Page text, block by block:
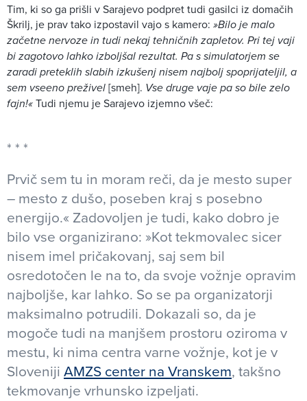
Tim, ki so ga prišli v Sarajevo podpret tudi gasilci iz domačih
Škrilj, je prav tako izpostavil vajo s kamero: »Bilo je malo
začetne nervoze in tudi nekaj tehničnih zapletov. Pri tej vaji
bi zagotovo lahko izboljšal rezultat. Pa s simulatorjem se
zaradi preteklih slabih izkušenj nisem najbolj spoprijateljil, a
sem vseeno preživel[smeh]. Vse druge vaje pa so bile zelo
fajn!«Tudi njemu je Sarajevo izjemno všeč:
Prvič sem tu in moram reči, da je mesto super
– mesto z dušo, poseben kraj s posebno
energijo.« Zadovoljen je tudi, kako dobro je
bilo vse organizirano: »Kot tekmovalec sicer
nisem imel pričakovanj, saj sem bil
osredotočen le na to, da svoje vožnje opravim
najboljše, kar lahko. So se pa organizatorji
maksimalno potrudili. Dokazali so, da je
mogoče tudi na manjšem prostoru oziroma v
mestu, ki nima centra varne vožnje, kot je v
Sloveniji AMZS center na Vranskem, takšno
tekmovanje vrhunsko izpeljati.